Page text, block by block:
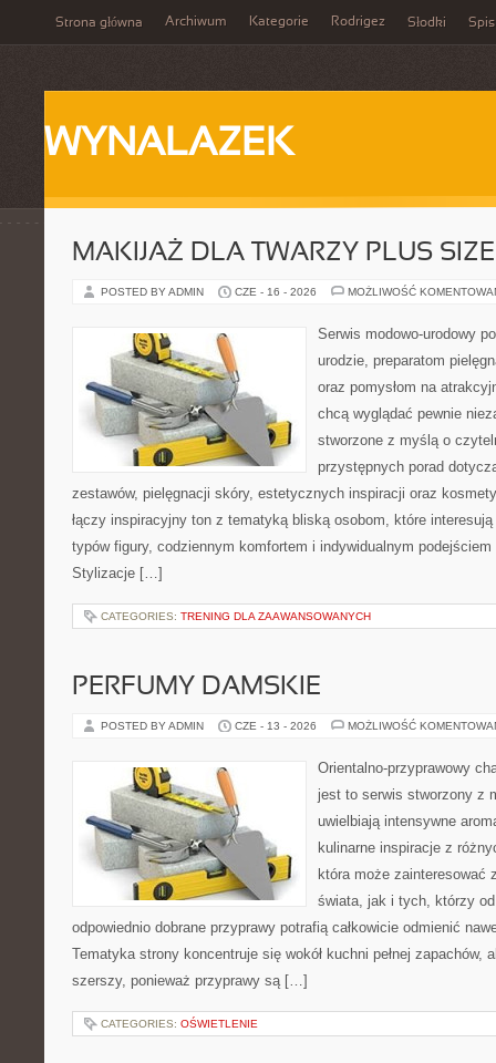
Strona główna Archiwum Kategorie Rodrigez Słodki Spis
WYNALAZEK
MAKIJAŻ DLA TWARZY PLUS SIZE
POSTED BY ADMIN CZE - 16 - 2026 MOŻLIWOŚĆ
Serwis modowo-urodowy
urodzie, preparatom
oraz pomysłom na
chcą wyglądać pewnie
stworzone z myślą o
przystępnych porad
zestawów, pielęgnacji skóry, estetycznych inspiracji oraz
łączy inspiracyjny ton z tematyką bliską osobom, które
typów figury, codziennym komfortem i indywidualnym
Stylizacje […]
CATEGORIES: TRENING DLA ZAAWANSOWANYCH
PERFUMY DAMSKIE
POSTED BY ADMIN CZE - 13 - 2026 MOŻLIWOŚĆ
Orientalno-przyprawowy
jest to serwis stworzony z
uwielbiają intensywne
kulinarne inspiracje z
która może zainteresować
świata, jak i tych, którzy
odpowiednio dobrane przyprawy potrafią całkowicie odmienić
Tematyka strony koncentruje się wokół kuchni pełnej zapachów,
szerszy, ponieważ przyprawy są […]
CATEGORIES: OŚWIETLENIE